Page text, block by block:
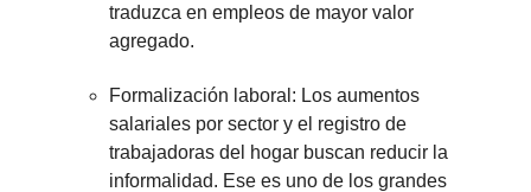
traduzca en empleos de mayor valor
agregado.
Formalización laboral: Los aumentos
salariales por sector y el registro de
trabajadoras del hogar buscan reducir la
informalidad. Ese es uno de los grandes